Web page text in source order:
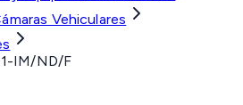
Vehiculares
IM/ND/F